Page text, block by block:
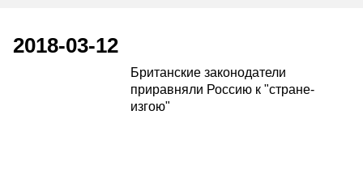
2018-03-12
Британские законодатели
приравняли Россию к "стране-
изгою"